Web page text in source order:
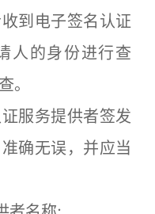
到电子签名认证
人的身份进行查
。
务提供者签发
确无误，并应当